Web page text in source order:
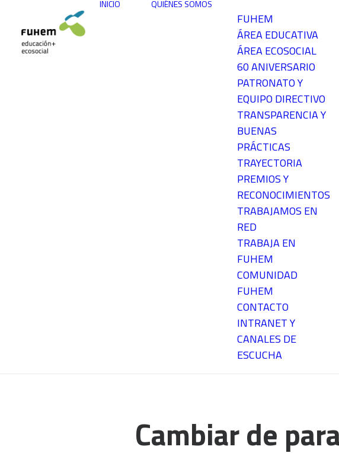
INICIO QUIÉNES SOMOS
FUHEM
ÁREA EDUCATIVA
ÁREA ECOSOCIAL
60 ANIVERSARIO
PATRONATO Y
EQUIPO DIRECTIVO
TRANSPARENCIA Y
BUENAS
PRÁCTICAS
TRAYECTORIA
PREMIOS Y
RECONOCIMIENTOS
TRABAJAMOS EN
RED
TRABAJA EN
FUHEM
COMUNIDAD
FUHEM
CONTACTO
INTRANET Y
CANALES DE
ESCUCHA
Cambiar de